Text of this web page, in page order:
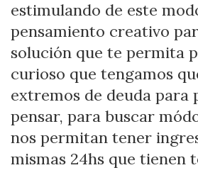
estimulando de este
pensamiento creativo
solución que te permita
curioso que tengamos
extremos de deuda para
pensar, para buscar
nos permitan tener
mismas 24hs que tienen